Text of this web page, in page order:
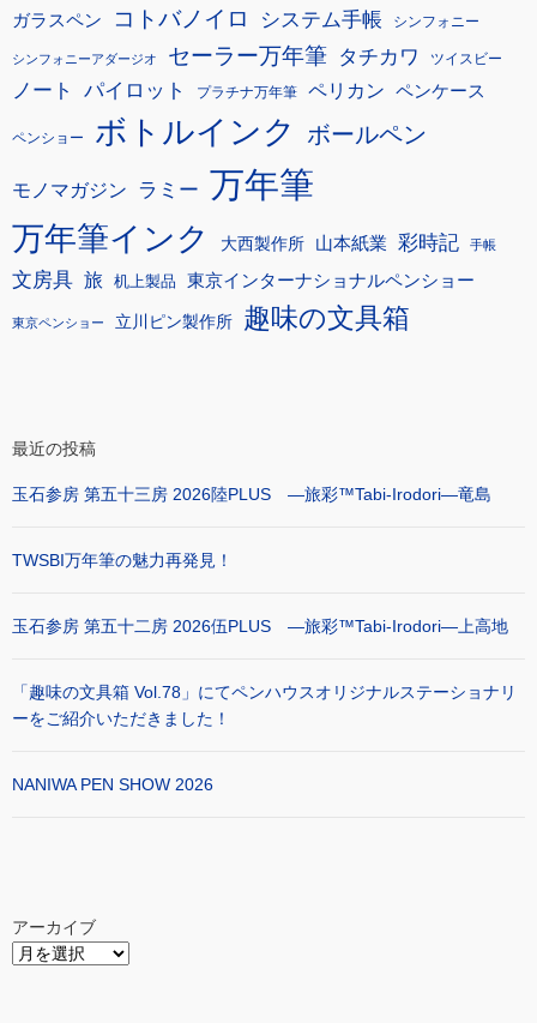
ガラスペン コトバノイロ システム手帳 シンフォニー
シンフォニーアダージオ セーラー万年筆 タチカワ ツイスビー
ノート パイロット プラチナ万年筆 ペリカン ペンケース
ペンショー ボトルインク ボールペン
モノマガジン ラミー 万年筆
万年筆インク 大西製作所 山本紙業 彩時記 手帳
文房具 旅 机上製品 東京インターナショナルペンショー
東京ペンショー 立川ピン製作所 趣味の文具箱
最近の投稿
玉石参房 第五十三房 2026陸PLUS ―旅彩™Tabi-Irodori―竜島
TWSBI万年筆の魅力再発見！
玉石参房 第五十二房 2026伍PLUS ―旅彩™Tabi-Irodori―上高地
「趣味の文具箱 Vol.78」にてペンハウスオリジナルステーショナリ
ーをご紹介いただきました！
NANIWA PEN SHOW 2026
アーカイブ